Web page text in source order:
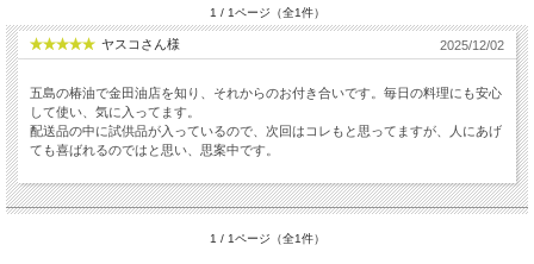
1 / 1ページ（全1件）
ヤスコさん様 2025/12/02
五島の椿油で金田油店を知り、それからのお付き合いです。毎日の料理にも安心
して使い、気に入ってます。
配送品の中に試供品が入っているので、次回はコレもと思ってますが、人にあげ
ても喜ばれるのではと思い、思案中です。
1 / 1ページ（全1件）